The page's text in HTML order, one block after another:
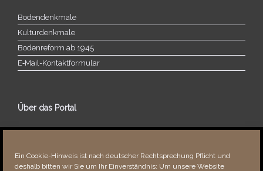
Ein Cookie-Hinweis ist nach deutscher Rechtsprechung Pflicht und
deshalb bitten wir Sie um Ihr Einverständnis: Um unsere Website
Bodendenkmale
Kulturdenkmale
Bodenreform ab 1945
E‑Mail-​​Kontaktformular
Über das Portal
Über dieses Portal